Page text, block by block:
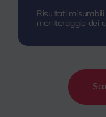
Risultati
monitoraggio dei